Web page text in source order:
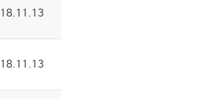
18.11.13
18.11.13